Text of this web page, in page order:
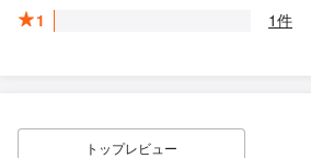
1
1件
トップレビュー